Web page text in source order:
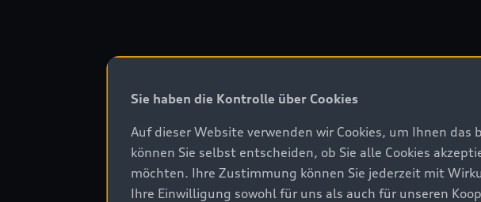
Sie haben die Kontrolle über Cookies
Auf dieser Website verwenden wir Cookies, um Ihnen
können Sie selbst entscheiden, ob Sie alle Cookies
möchten. Ihre Zustimmung können Sie jederzeit mit
Ihre Einwilligung sowohl für uns als auch für unseren